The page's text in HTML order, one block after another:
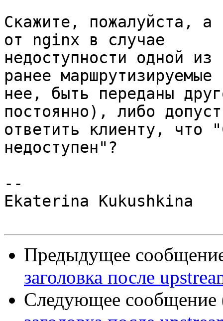
Скажите, пожалуйста, а
от nginx в случае
недоступности одной
ранее
нее, быть переданы
постоянно), либо
ответить клиенту, что
недоступен"?
--
Ekaterina Kukushkina
Предыдущее
заголовка после
Следующее сообщение